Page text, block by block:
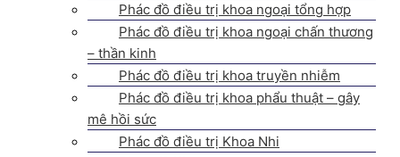
Phác đồ điều trị khoa ngoại tổng hợp
Phác đồ điều trị khoa ngoại chấn thương
– thần kinh
Phác đồ điều trị khoa truyền nhiễm
Phác đồ điều trị khoa phẩu thuật – gây
mê hồi sức
Phác đồ điều trị Khoa Nhi